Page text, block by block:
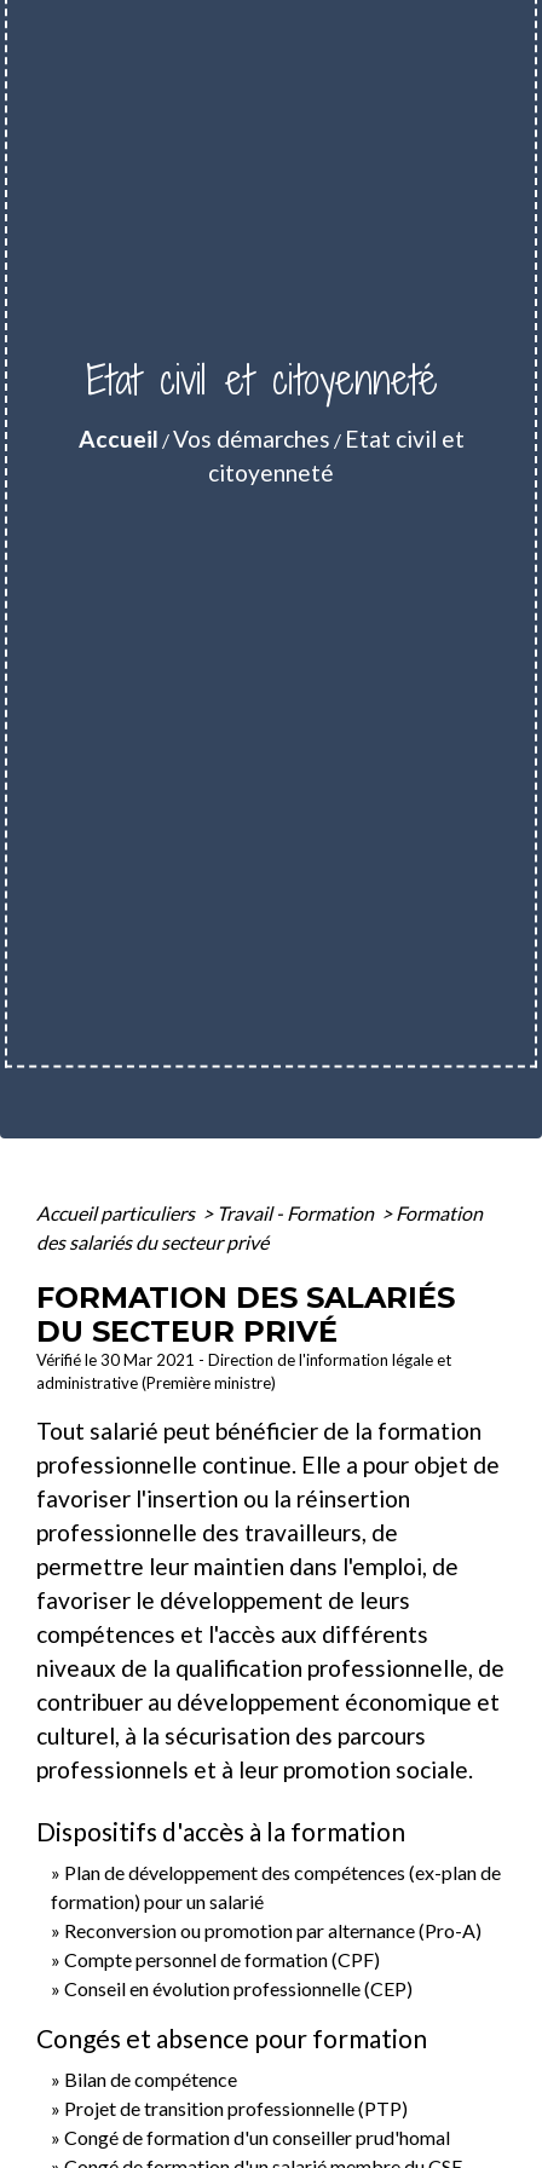
Etat civil et citoyenneté
Accueil /Vos démarches / Etat civil et
citoyenneté
Accueil particuliers > Travail - Formation > Formation
des salariés du secteur privé
FORMATION DES SALARIÉS
DU SECTEUR PRIVÉ
Vérifié le 30 Mar 2021 - Direction de l'information légale et
administrative (Première ministre)
Tout salarié peut bénéficier de la formation
professionnelle continue. Elle a pour objet de
favoriser l'insertion ou la réinsertion
professionnelle des travailleurs, de
permettre leur maintien dans l'emploi, de
favoriser le développement de leurs
compétences et l'accès aux différents
niveaux de la qualification professionnelle, de
contribuer au développement économique et
culturel, à la sécurisation des parcours
professionnels et à leur promotion sociale.
Dispositifs d'accès à la formation
Plan de développement des compétences (ex-plan de
formation) pour un salarié
Reconversion ou promotion par alternance (Pro-A)
Compte personnel de formation (CPF)
Conseil en évolution professionnelle (CEP)
Congés et absence pour formation
Bilan de compétence
Projet de transition professionnelle (PTP)
Congé de formation d'un conseiller prud'homal